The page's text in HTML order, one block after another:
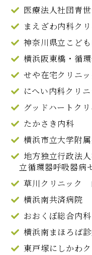
医療法人社団青
まえざわ内科ク
神奈川県立こど
横浜阪東橋・循
せや在宅クリニッ
にへい内科クリニ
グッドハートクリ
たかさき内科
横浜市立大学附
地方独立行政法
立循環器呼吸器病
草川クリニック
横浜南共済病院
おおくぼ総合内
横浜南まほろば
東戸塚にしかわ